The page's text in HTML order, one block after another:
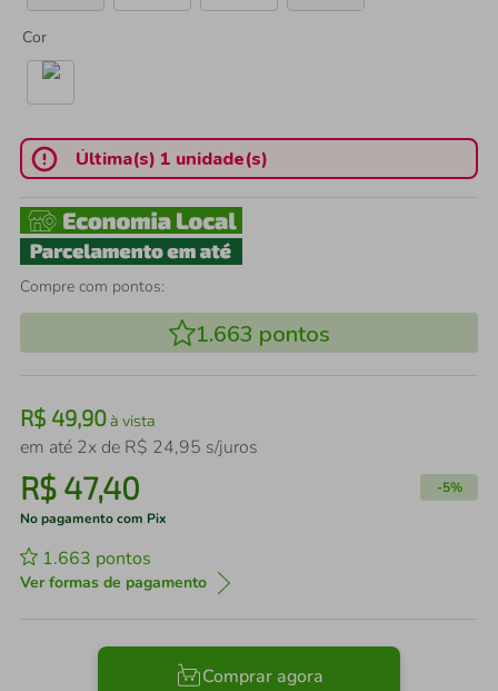
Cor
Última(s) 1 unidade(s)
Compre com pontos:
1.663 pontos
R$ 49,90à vista
em até 2x de R$ 24,95 s/juros
R$ 47,40 -5%
No pagamento com Pix
1.663 pontos
Ver formas de pagamento
Comprar agora